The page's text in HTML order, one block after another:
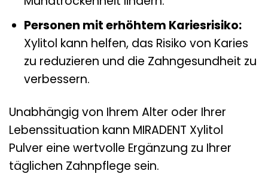
Personen mit erhöhtem Kariesrisiko:
Xylitol kann helfen, das Risiko von Karies
zu reduzieren und die Zahngesundheit zu
verbessern.
Unabhängig von Ihrem Alter oder Ihrer
Lebenssituation kann MIRADENT Xylitol
Pulver eine wertvolle Ergänzung zu Ihrer
täglichen Zahnpflege sein.